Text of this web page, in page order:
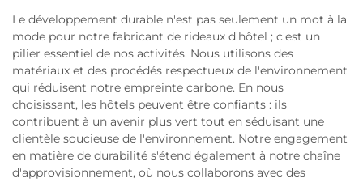
Le développement durable n'est pas seulement un mot à la
mode pour notre fabricant de rideaux d'hôtel ; c'est un
pilier essentiel de nos activités. Nous utilisons des
matériaux et des procédés respectueux de l'environnement
qui réduisent notre empreinte carbone. En nous
choisissant, les hôtels peuvent être confiants : ils
contribuent à un avenir plus vert tout en séduisant une
clientèle soucieuse de l'environnement. Notre engagement
en matière de durabilité s'étend également à notre chaîne
d'approvisionnement, où nous collaborons avec des